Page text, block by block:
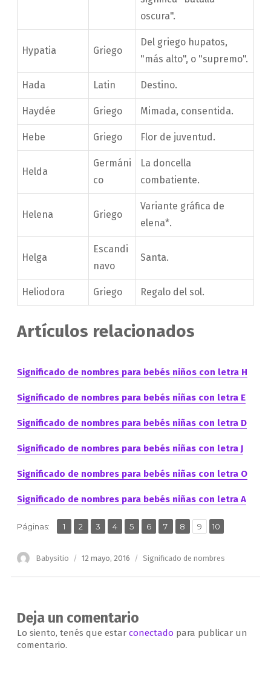
oscura".
Hypatia Griego
Del griego hupatos,
"más alto", o "supremo".
Hada Latin Destino.
Haydée Griego Mimada, consentida.
Hebe Griego Flor de juventud.
Helda
Germáni
co
La doncella
combatiente.
Helena Griego
Variante gráfica de
elena*.
Helga
Escandi
navo
Santa.
Heliodora Griego Regalo del sol.
Artículos relacionados
Significado de nombres para bebés niños con letra H
Significado de nombres para bebés niñas con letra E
Significado de nombres para bebés niñas con letra D
Significado de nombres para bebés niñas con letra J
Significado de nombres para bebés niñas con letra O
Significado de nombres para bebés niñas con letra A
Páginas: Página
1 ,
Página
2 ,Página
3 ,
Página
4 ,Página
5 ,Página
6 ,
Página
7 ,
Página
8 ,
Página
9 ,
Página
10
Autor
Babysitio
Publicado
12 mayo, 2016 Categorías
Significado de nombres
Deja un comentario
Lo siento, tenés que estar conectado para publicar un
comentario.